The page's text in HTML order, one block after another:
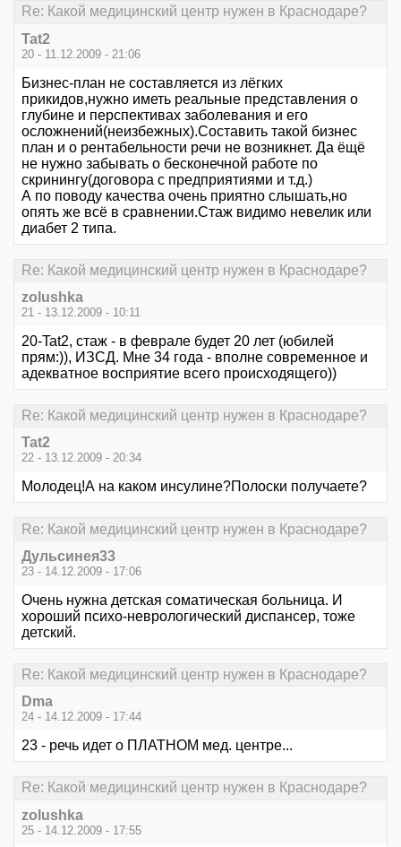
Re: Какой медицинский центр нужен в Краснодаре?
Tat2
20 - 11.12.2009 - 21:06
Бизнес-план не составляется из лёгких
прикидов,нужно иметь реальные представления о
глубине и перспективах заболевания и его
осложнений(неизбежных).Составить такой бизнес
план и о рентабельности речи не возникнет. Да ёщё
не нужно забывать о бесконечной работе по
скринингу(договора с предприятиями и т.д.)
А по поводу качества очень приятно слышать,но
опять же всё в сравнении.Стаж видимо невелик или
диабет 2 типа.
Re: Какой медицинский центр нужен в Краснодаре?
zolushka
21 - 13.12.2009 - 10:11
20-Tat2, стаж - в феврале будет 20 лет (юбилей
прям:)), ИЗСД. Мне 34 года - вполне современное и
адекватное восприятие всего происходящего))
Re: Какой медицинский центр нужен в Краснодаре?
Tat2
22 - 13.12.2009 - 20:34
Молодец!А на каком инсулине?Полоски получаете?
Re: Какой медицинский центр нужен в Краснодаре?
Дульсинея33
23 - 14.12.2009 - 17:06
Очень нужна детская соматическая больница. И
хороший психо-неврологический диспансер, тоже
детский.
Re: Какой медицинский центр нужен в Краснодаре?
Dma
24 - 14.12.2009 - 17:44
23 - речь идет о ПЛАТНОМ мед. центре...
Re: Какой медицинский центр нужен в Краснодаре?
zolushka
25 - 14.12.2009 - 17:55